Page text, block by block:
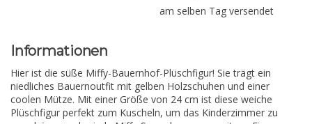
am selben Tag versendet
Informationen
Hier ist die süße Miffy-Bauernhof-Plüschfigur! Sie trägt ein
niedliches Bauernoutfit mit gelben Holzschuhen und einer
coolen Mütze. Mit einer Größe von 24 cm ist diese weiche
Plüschfigur perfekt zum Kuscheln, um das Kinderzimmer zu